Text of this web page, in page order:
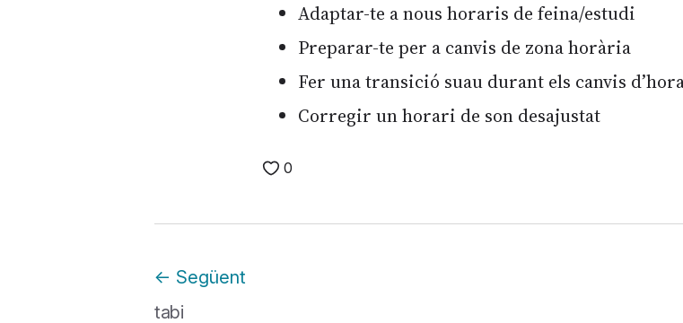
Adaptar-te a nous horaris de feina/estudi
Preparar-te per a canvis de zona horària
Fer una transició suau durant els canvis
Corregir un horari de son desajustat
0
← Següent
tabi